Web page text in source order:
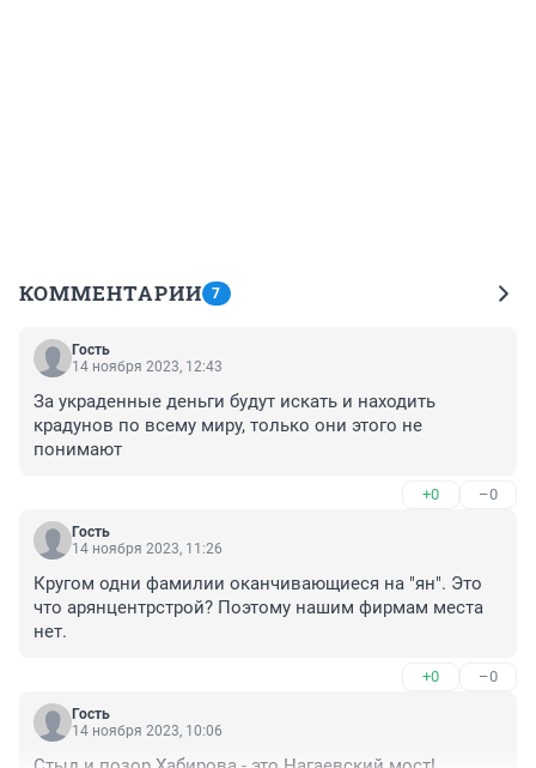
КОММЕНТАРИИ 7
Гость
14 ноября 2023, 12:43
За украденные деньги будут искать и находить
крадунов по всему миру, только они этого не
понимают
+0 –0
Гость
14 ноября 2023, 11:26
Кругом одни фамилии оканчивающиеся на "ян". Это
что арянцентрстрой? Поэтому нашим фирмам места
нет.
+0 –0
Гость
14 ноября 2023, 10:06